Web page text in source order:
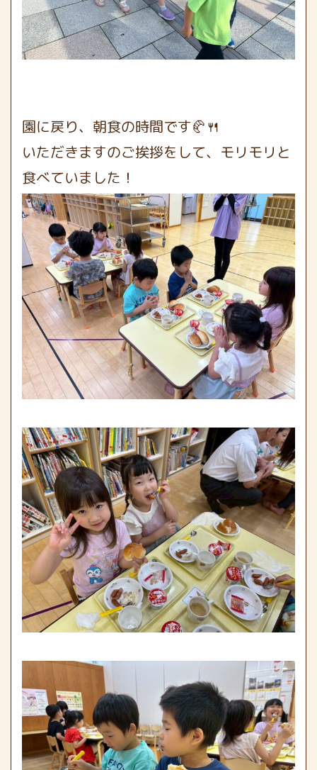
園に戻り、朝食の時間です🥐🍴
いただきますのご挨拶をして、モリモリと
食べていました！